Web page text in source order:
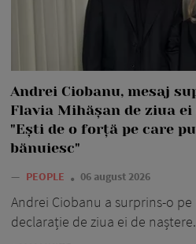
Andrei Ciobanu, mesaj
Flavia Mihășan de ziua ei
"Ești de o forță pe care
bănuiesc"
— PEOPLE 06 august 2026
Andrei Ciobanu a surprins-o pe
declarație de ziua ei de naștere.